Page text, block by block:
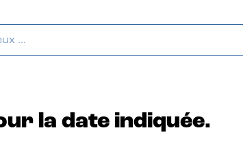
la date indiquée.